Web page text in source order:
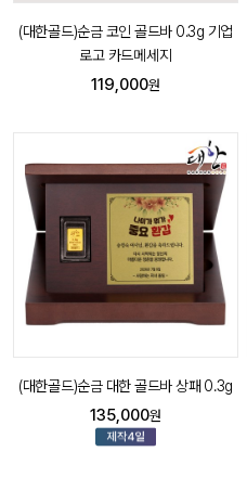
(대한골드)순금 코인 골드바 0.3g 기업
로고 카드메세지
119,000원
(대한골드)순금 대한 골드바 상패 0.3g
135,000원